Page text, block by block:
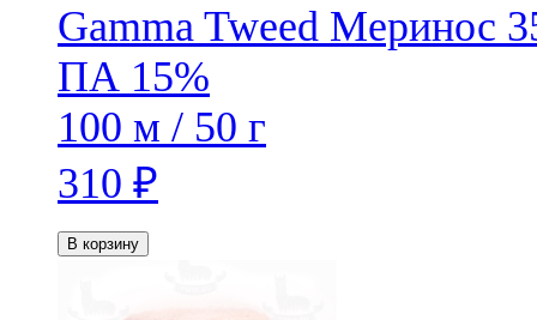
Gamma Tweed Меринос
ПА 15%
100 м / 50 г
310 ₽
В корзину